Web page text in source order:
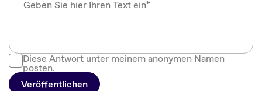
Diese Antwort unter meinem anonymen Namen
posten.
Veröffentlichen